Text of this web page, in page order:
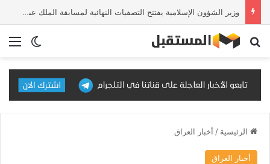
وزير الشؤون الإسلامية يفتتح التصفيات النهائية لمسابقة الملك عبدالعزيز الدولية للقرآن الكريم في دورتها الـ46
الوضع بحث عن
الرئيسية / أخبار العراق
أخبار العراق